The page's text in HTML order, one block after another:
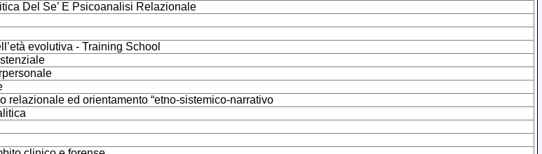
Del Se’ E Psicoanalisi Relazionale
evolutiva - Training School
ed orientamento “etno-sistemico-narrativo